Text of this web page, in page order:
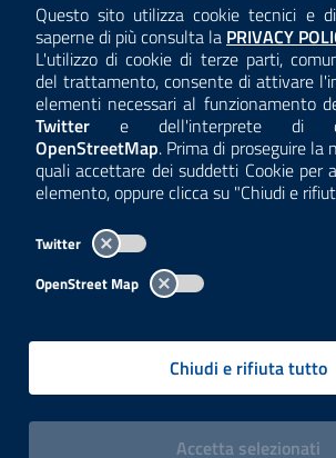
Questo sito utilizza cookie tecnici e
saperne di più consulta la Consulta la
PRIVACY
L'utilizzo di cookie di terze parti,
del trattamento, consente di attivare
elementi necessari al funzionamento
Twitter e dell'interprete di
OpenStreetMap. Prima di proseguire la
quali accettare dei suddetti Cookie per
elemento, oppure clicca su "Chiudi e
Twitter
OpenStreet Map
Chiudi e rifiuta tutto
Accettai cookies
selezionati
ANTICORRUZIONE
ACCESSIBILITÀ
COOKIE E PRIVACY
TEMI A-Z
Per l'utilizzo del logo e dei dati fare
consultabile aquesta pagina